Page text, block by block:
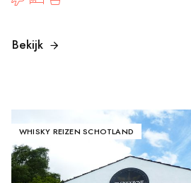
Bekijk
WHISKY REIZEN SCHOTLAND